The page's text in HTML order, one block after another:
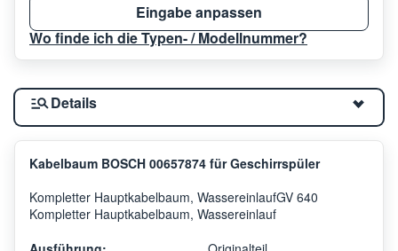
Eingabe anpassen
Wo finde ich die Typen- / Modellnummer?
Details
Kabelbaum BOSCH 00657874 für Geschirrspüler
Kompletter Hauptkabelbaum, WassereinlaufGV 640
Kompletter Hauptkabelbaum, Wassereinlauf